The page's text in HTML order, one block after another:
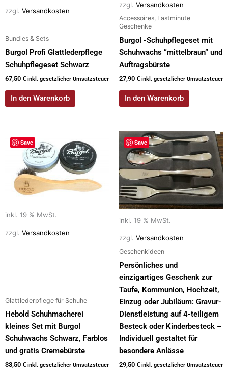
zzgl. Versandkosten
Bundles & Sets
Burgol Profi Glattlederpflege
Schuhpflegeset Schwarz
67,50 € inkl. gesetzlicher Umsatzsteuer
In den Warenkorb
zzgl. Versandkosten
Accessoires, Lastminute
Geschenke
Burgol -Schuhpflegeset mit
Schuhwachs “mittelbraun” und
Auftragsbürste
27,90 € inkl. gesetzlicher Umsatzsteuer
In den Warenkorb
Save
inkl. 19 % MwSt.
zzgl. Versandkosten
Glattlederpflege für Schuhe
Hebold Schuhmacherei
kleines Set mit Burgol
Schuhwachs Schwarz, Farblos
und gratis Cremebürste
33,50 € inkl. gesetzlicher Umsatzsteuer
Save
inkl. 19 % MwSt.
zzgl. Versandkosten
Geschenkideen
Persönliches und
einzigartiges Geschenk zur
Taufe, Kommunion, Hochzeit,
Einzug oder Jubiläum: Gravur-
Dienstleistung auf 4-teiligem
Besteck oder Kinderbesteck –
Individuell gestaltet für
besondere Anlässe
29,50 € inkl. gesetzlicher Umsatzsteuer